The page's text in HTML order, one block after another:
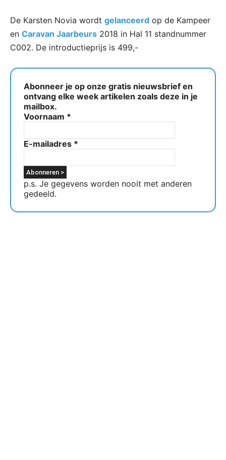
De Karsten Novia wordt gelanceerd op de Kampeer
en Caravan Jaarbeurs 2018 in Hal 11 standnummer
C002. De introductieprijs is 499,-
Abonneer je op onze gratis nieuwsbrief en
ontvang elke week artikelen zoals deze in je
mailbox.
Voornaam *
E-mailadres *
p.s. Je gegevens worden nooit met anderen
gedeeld.